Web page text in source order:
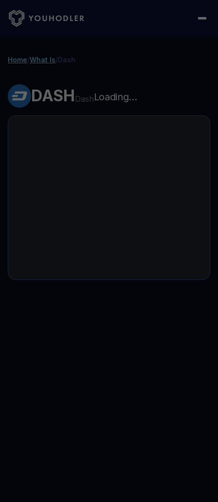
Home/What Is/Dash
DASH DashLoading...